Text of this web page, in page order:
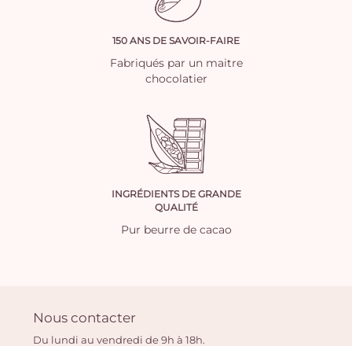
150 ANS DE SAVOIR-FAIRE
Fabriqués par un maitre
chocolatier
INGRÉDIENTS DE GRANDE
QUALITÉ
Pur beurre de cacao
Nous contacter
Du lundi au vendredi de 9h à 18h.